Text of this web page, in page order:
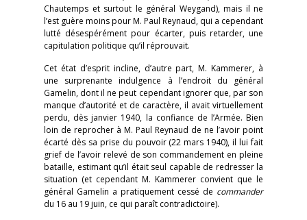
Chautemps et surtout le général Weygand), mais il ne
l’est guère moins pour M. Paul Reynaud, qui a cependant
lutté désespérément pour écarter, puis retarder, une
capitulation politique qu’il réprouvait.
Cet état d’esprit incline, d’autre part, M. Kammerer, à
une surprenante indulgence à l’endroit du général
Gamelin, dont il ne peut cependant ignorer que, par son
manque d’autorité et de caractère, il avait virtuellement
perdu, dès janvier 1940, la confiance de l’Armée. Bien
loin de reprocher à M. Paul Reynaud de ne l’avoir point
écarté dès sa prise du pouvoir (22 mars 1940), il lui fait
grief de l’avoir relevé de son commandement en pleine
bataille, estimant qu’il était seul capable de redresser la
situation (et cependant M. Kammerer convient que le
général Gamelin a pratiquement cessé de commander
du 16 au 19 juin, ce qui paraît contradictoire).